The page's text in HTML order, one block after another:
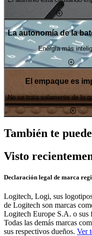
La autonomía de la
Energía más
El empaque es
No se trata solamente de lo
También te
Visto
Declaración legal de marca
Logitech, Logi, sus
de Logitech son marcas
Logitech Europe S.A. o sus
Todas las demás marcas
sus respectivos dueños. Ver